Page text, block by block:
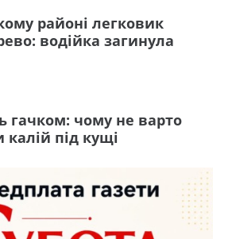
районі легковик
водійка загинула
гачком: чому не варто
калій під кущі